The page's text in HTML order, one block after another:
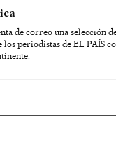
de correo una selección
los periodistas de EL PAÍS